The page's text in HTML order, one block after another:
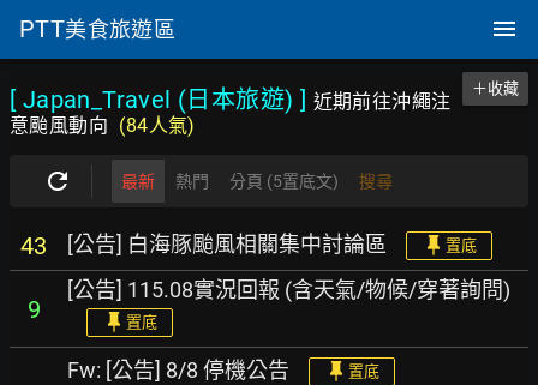
PTT美食旅遊區
[ Japan_Travel (日本旅遊) ] 近期前往沖繩注
意颱風動向 (84人氣)
＋收藏
最新 熱門 分頁 (5置底文) 搜尋
43 [公告] 白海豚颱風相關集中討論區 置底
9
[公告] 115.08實況回報 (含天氣/物候/穿著詢問)
置底
Fw: [公告] 8/8 停機公告 置底